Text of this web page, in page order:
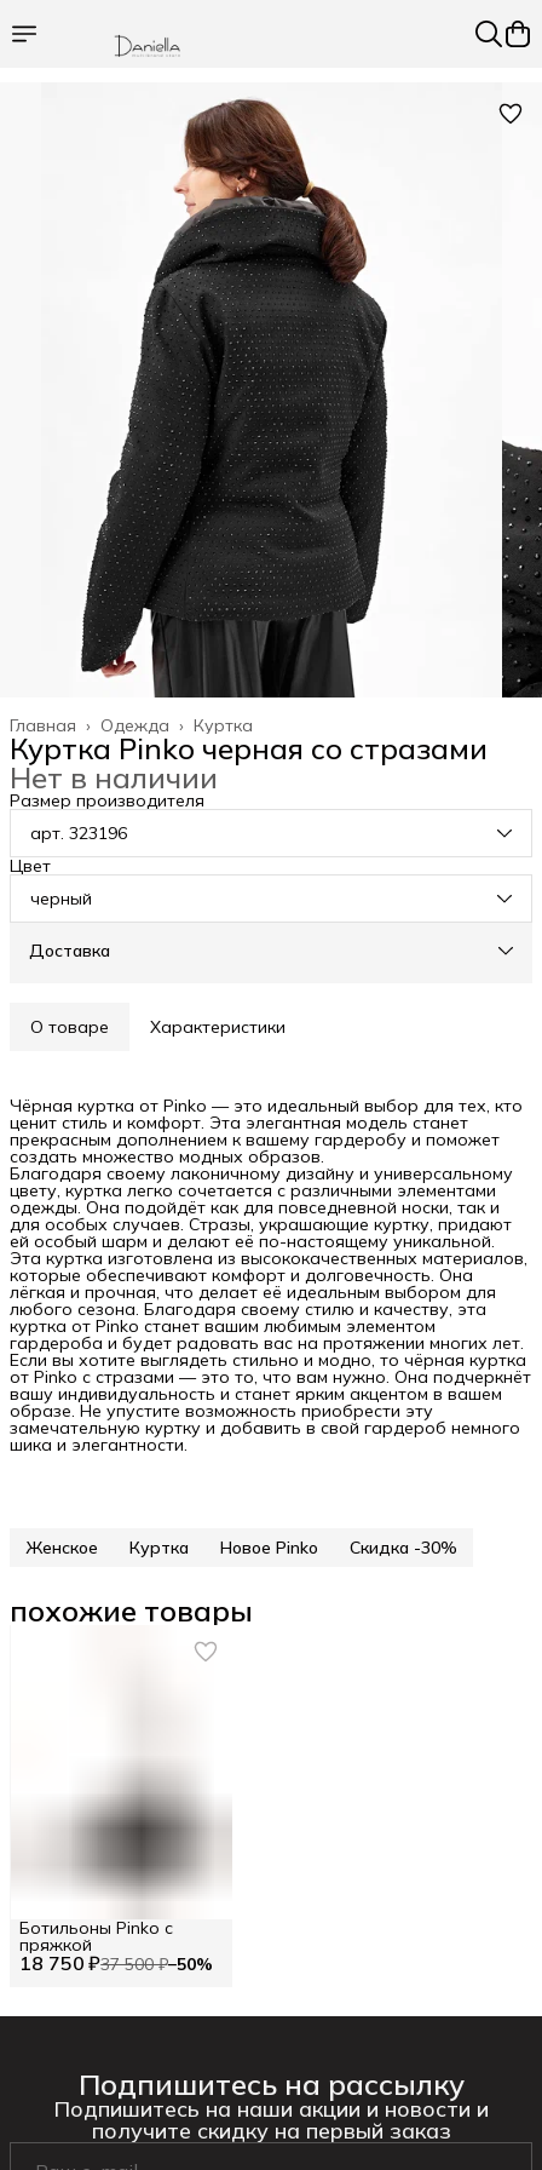
Куртка
Одежда ›
Главная ›
Куртка Pinko черная со стразами
Нет в наличии
Размер производителя
арт. 323196
Цвет
черный
Доставка
О товаре Характеристики
Чёрная куртка от Pinko — это идеальный выбор для тех, кто
ценит стиль и комфорт. Эта элегантная модель станет
прекрасным дополнением к вашему гардеробу и поможет
создать множество модных образов.
Благодаря своему лаконичному дизайну и универсальному
цвету, куртка легко сочетается с различными элементами
одежды. Она подойдёт как для повседневной носки, так и
для особых случаев. Стразы, украшающие куртку, придают
ей особый шарм и делают её по-настоящему уникальной.
Эта куртка изготовлена из высококачественных материалов,
которые обеспечивают комфорт и долговечность. Она
лёгкая и прочная, что делает её идеальным выбором для
любого сезона. Благодаря своему стилю и качеству, эта
куртка от Pinko станет вашим любимым элементом
гардероба и будет радовать вас на протяжении многих лет.
Если вы хотите выглядеть стильно и модно, то чёрная куртка
от Pinko с стразами — это то, что вам нужно. Она подчеркнёт
вашу индивидуальность и станет ярким акцентом в вашем
образе. Не упустите возможность приобрести эту
замечательную куртку и добавить в свой гардероб немного
шика и элегантности.
Женское Куртка Новое Pinko Скидка -30%
похожие товары
18 750 ₽37 500 ₽−50%
Ботильоны Pinko с
пряжкой
Подпишитесь на рассылку
Подпишитесь на наши акции и новости и
получите скидку на первый заказ